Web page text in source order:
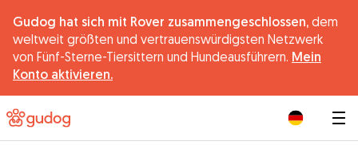
Gudog hat sich mit Rover zusammengeschlossen, dem
weltweit größten und vertrauenswürdigsten Netzwerk
von Fünf-Sterne-Tiersittern und Hundeausführern. Mein
Konto aktivieren.